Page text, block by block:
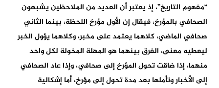
“مفهوم التاريخ”، إذ يعتبر أن العديد من الملاحظين يشبهون
الصحافي بالمؤرخ، فيقال إن الأول مؤرخ اللحظة، بينما الثاني
صحافي الماضي، كلاهما يعتمد على مخبر، وكلاهما يؤول الخبر
ليعطيه معنى، الفرق بينهما هو المهلة المخولة لكل واحد
منهما، إذا ضاقت تحول المؤرخ إلى صحافي، وإذا عاد الصحافي
إلى الأخبار وتأملها بعد مدة تحول إلى مؤرخ، أما إشكالية